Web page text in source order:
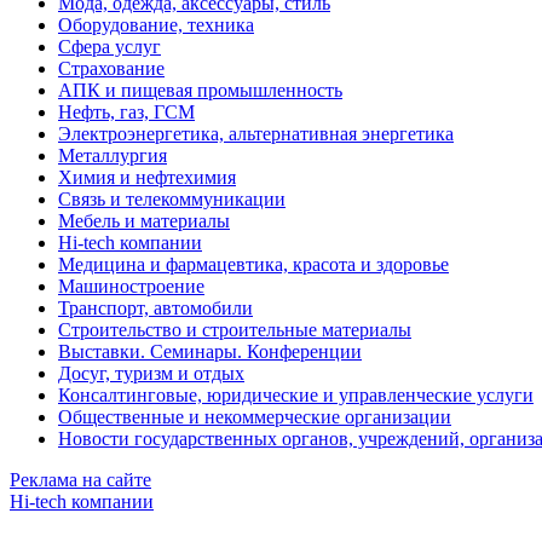
Оборудование, техника
Сфера услуг
Страхование
АПК и пищевая промышленность
Нефть, газ, ГСМ
Электроэнергетика, альтернативная энергетика
Металлургия
Химия и нефтехимия
Связь и телекоммуникации
Мебель и материалы
Hi-tech компании
Медицина и фармацевтика, красота и здоровье
Машиностроение
Транспорт, автомобили
Строительство и строительные материалы
Выставки. Семинары. Конференции
Досуг, туризм и отдых
Консалтинговые, юридические и управленческие услуги
Общественные и некоммерческие организации
Новости государственных органов, учреждений,
Реклама на сайте
Hi-tech компании